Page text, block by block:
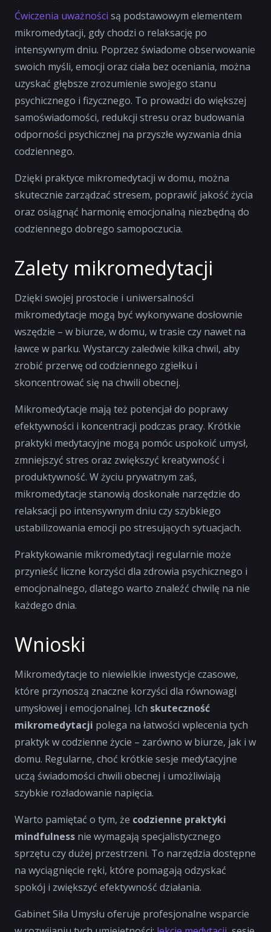
Ćwiczenia uważności są podstawowym elementem
mikromedytacji, gdy chodzi o relaksację po
intensywnym dniu. Poprzez świadome obserwowanie
swoich myśli, emocji oraz ciała bez oceniania, można
uzyskać głębsze zrozumienie swojego stanu
psychicznego i fizycznego. To prowadzi do większej
samoświadomości, redukcji stresu oraz budowania
odporności psychicznej na przyszłe wyzwania dnia
codziennego.
Dzięki praktyce mikromedytacji w domu, można
skutecznie zarządzać stresem, poprawić jakość życia
oraz osiągnąć harmonię emocjonalną niezbędną do
codziennego dobrego samopoczucia.
Zalety mikromedytacji
Dzięki swojej prostocie i uniwersalności
mikromedytacje mogą być wykonywane dosłownie
wszędzie – w biurze, w domu, w trasie czy nawet na
ławce w parku. Wystarczy zaledwie kilka chwil, aby
zrobić przerwę od codziennego zgiełku i
skoncentrować się na chwili obecnej.
Mikromedytacje mają też potencjał do poprawy
efektywności i koncentracji podczas pracy. Krótkie
praktyki medytacyjne mogą pomóc uspokoić umysł,
zmniejszyć stres oraz zwiększyć kreatywność i
produktywność. W życiu prywatnym zaś,
mikromedytacje stanowią doskonałe narzędzie do
relaksacji po intensywnym dniu czy szybkiego
ustabilizowania emocji po stresujących sytuacjach.
Praktykowanie mikromedytacji regularnie może
przynieść liczne korzyści dla zdrowia psychicznego i
emocjonalnego, dlatego warto znaleźć chwilę na nie
każdego dnia.
Wnioski
Mikromedytacje to niewielkie inwestycje czasowe,
które przynoszą znaczne korzyści dla równowagi
umysłowej i emocjonalnej. Ich skuteczność
mikromedytacji polega na łatwości wplecenia tych
praktyk w codzienne życie – zarówno w biurze, jak i w
domu. Regularne, choć krótkie sesje medytacyjne
uczą świadomości chwili obecnej i umożliwiają
szybkie rozładowanie napięcia.
Warto pamiętać o tym, że codzienne praktyki
mindfulness nie wymagają specjalistycznego
sprzętu czy dużej przestrzeni. To narzędzia dostępne
na wyciągnięcie ręki, które pomagają odzyskać
spokój i zwiększyć efektywność działania.
GabinetSiła Umysłu oferuje profesjonalne wsparcie